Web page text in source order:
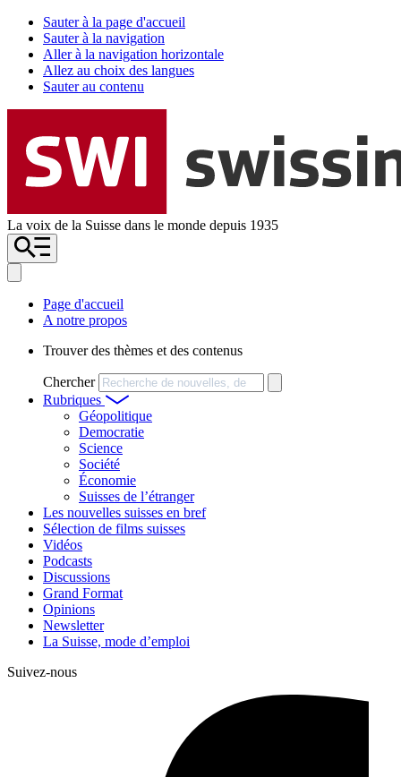
Sauter à la page d'accueil
Sauter à la navigation
Aller à la navigation horizontale
Allez au choix des langues
Sauter au contenu
La voix de la Suisse dans le monde depuis 1935
Page d'accueil
A notre propos
Trouver des thèmes et des contenus
Chercher
Rubriques
Géopolitique
Democratie
Science
Société
Économie
Suisses de l’étranger
Les nouvelles suisses en bref
Sélection de films suisses
Vidéos
Podcasts
Discussions
Grand Format
Opinions
Newsletter
La Suisse, mode d’emploi
Suivez-nous